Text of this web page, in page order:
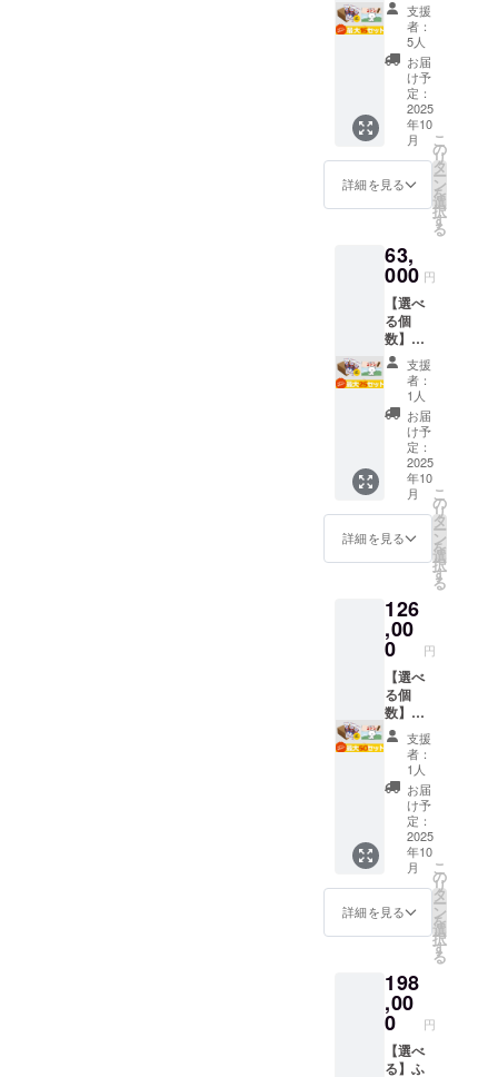
【原材
料】 含
蜜糖(国
内製
造)、黒
砂糖、
砂糖、
小麦
粉、小
(グルテ
ン)/カラ
張剤
【内容
量】150
本 【賞
味期
限】180
日 【製
造元】
株式会
社水野
製菓
【販売
元】 株
式会社
水野製
送 プロ
ジェク
2ヶ月以
内に順
次配送
予定。
※国内配
送のみ
となり
ます。
※お届け
日は
「お届
け予
定」月
の月末
です。
※こちら
ターン
金額に
れてい
ます。
※ご注文
状況、
使用部
子に出
会い、
ふ菓子
作りに
挑戦す
る心温
まるス
トー
リー。
日本の
伝統菓
る教育
絵本で
た「挑
戦」
「諦め
ない」
「好き
なこと
には全
力で」
と世代
を超え
たメッ
セージ
めてい
ます。
徴 黒糖
をたっ
ぷり使
日本一
の出荷
量を誇
るふ菓
子。 個
包装で
衛生
的、子
どもか
ら大人
まで安
心して
ます。
食品衛
取得
【原材
料】 含
内製
ン」1冊
（B5サ
イズ・
上製
本・24
ペー
ジ） ・
水野製
菓の
「コト
がし」1
本入
り） 🔴
絵本に
ついて
コトン
がふ菓
子に出
会い、
ふ菓子
作りに
挑戦す
る心温
まるス
トー
リー。
日本の
伝統菓
る教育
絵本で
す。 ま
た「挑
戦」
「諦め
ない」
「好き
なこと
には全
力で」
と世代
を超え
たメッ
セージ
性も込
めてい
ます。
をたっ
ぷり使
用した
日本一
の出荷
量を誇
絵本
セット
(最大15
個まで)
※お願い
備考欄
に、欲
しい
セット
個数の
記入を
お願い
す。 🎁
セット
内容 ・
絵本
「ふが
しやの
コト
ン」1冊
（B5サ
イズ・
上製
本・24
ペー
ジ） ・
水野製
菓の
「コト
がし」1
本入
り） 🔴
絵本に
ついて
コトン
がふ菓
子に出
会い、
ふ菓子
作りに
挑戦す
る心温
まるス
トー
リー。
日本の
伝統菓
子文化
絵本で
す。 ま
た「挑
戦」
「諦め
ない」
支援
者：
5人
お届
け予
定：
2025
年10
月
詳細を見る
こ
の
リ
タ
ー
ン
を
選
択
す
る
63,
000 円
【選べ
る個
数】ふ
がし＋
絵本
セット
(最大25
個まで)
※お願い
備考欄
に、欲
しい
セット
個数の
記入を
お願い
す。 🎁
セット
内容 ・
絵本
「ふが
しやの
コト
ン」1冊
（B5サ
イズ・
上製
本・24
ペー
ジ） ・
水野製
菓の
「コト
ンのふ
がし」1
箱（30
り） 🔴
絵本に
ついて
コトン
がふ菓
子に出
支援
者：
1人
お届
け予
定：
2025
年10
月
詳細を見る
こ
の
リ
タ
ー
ン
を
選
択
す
る
126
,00
0 円
【選べ
る個
数】ふ
がし＋
絵本
セット
(最大50
個まで)
※お願い
備考欄
に、欲
しい
セット
個数の
記入を
お願い
す。 🎁
セット
内容 ・
絵本
「ふが
しやの
支援
者：
1人
お届
け予
定：
2025
年10
月
詳細を見る
こ
の
リ
タ
ー
ン
を
選
択
す
る
198
,00
0 円
【選べ
る】ふ